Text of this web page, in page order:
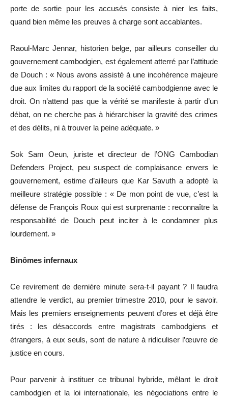
porte de sortie pour les accusés consiste à nier les faits,
quand bien même les preuves à charge sont accablantes.
Raoul-Marc Jennar, historien belge, par ailleurs conseiller du
gouvernement cambodgien, est également atterré par l’attitude
de Douch : « Nous avons assisté à une incohérence majeure
due aux limites du rapport de la société cambodgienne avec le
droit. On n’attend pas que la vérité se manifeste à partir d’un
débat, on ne cherche pas à hiérarchiser la gravité des crimes
et des délits, ni à trouver la peine adéquate. »
Sok Sam Oeun, juriste et directeur de l’ONG Cambodian
Defenders Project, peu suspect de complaisance envers le
gouvernement, estime d’ailleurs que Kar Savuth a adopté la
meilleure stratégie possible : « De mon point de vue, c’est la
défense de François Roux qui est surprenante : reconnaître la
responsabilité de Douch peut inciter à le condamner plus
lourdement. »
Binômes infernaux
Ce revirement de dernière minute sera-t-il payant ? Il faudra
attendre le verdict, au premier trimestre 2010, pour le savoir.
Mais les premiers enseignements peuvent d’ores et déjà être
tirés : les désaccords entre magistrats cambodgiens et
étrangers, à eux seuls, sont de nature à ridiculiser l’œuvre de
justice en cours.
Pour parvenir à instituer ce tribunal hybride, mêlant le droit
cambodgien et la loi internationale, les négociations entre le